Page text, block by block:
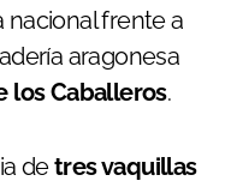
nacional frente a
aragonesa
los Caballeros.
detres vaquillas